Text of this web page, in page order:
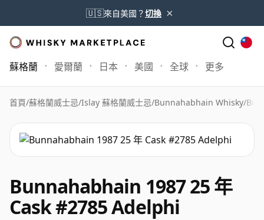
🇺🇸來自美國？切換 ×
蘇格蘭 愛爾蘭 日本 美國 全球 更多
首頁/蘇格蘭威士忌/Islay 蘇格蘭威士忌/Bunnahabhain Whisky/
Bunnahabhain 1987 25 年
Cask #2785 Adelphi